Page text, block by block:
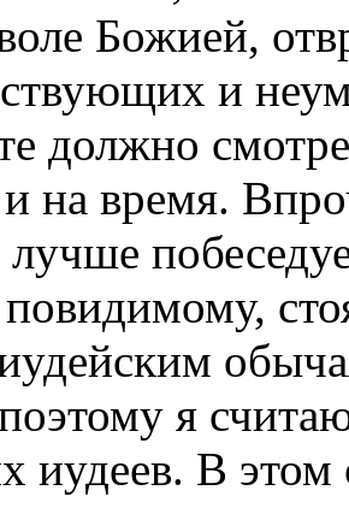
Божией,
и
должно
на время.
я
иудеев. В этом